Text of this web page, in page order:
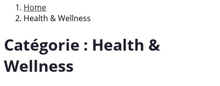
Home
Health & Wellness
Catégorie : Health &
Wellness